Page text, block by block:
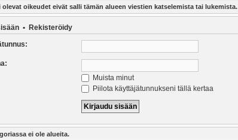
olevat oikeudet eivät salli tämän alueen viestien katselemista tai lukemista.
• Rekisteröidy
Muista minut
Piilota käyttäjätunnukseni tällä kertaa
ei ole alueita.